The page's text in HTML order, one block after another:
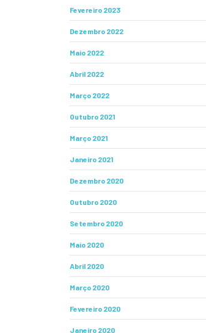
Fevereiro 2023
Dezembro 2022
Maio 2022
Abril 2022
Março 2022
Outubro 2021
Março 2021
Janeiro 2021
Dezembro 2020
Outubro 2020
Setembro 2020
Maio 2020
Abril 2020
Março 2020
Fevereiro 2020
Janeiro 2020